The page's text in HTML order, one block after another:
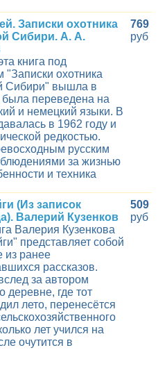
Записки охотника
Сибири. А. А.
книга под
"Записки охотника
Сибири" вышла в
была переведена на
и немецкий языки. В
в 1962 году и
редкостью.
русским
за жизнью
и техника
769
руб
(Из записок
Валерий Кузенков
Валерия Кузенкова
представляет собой
из ранее
рассказов.
за автором
деревне, где тот
лето, перенесётся
лет учился на
очутится в
509
руб